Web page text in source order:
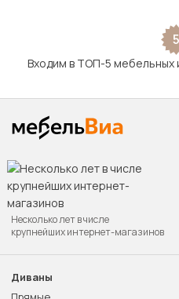
5
Входим в ТОП-5 мебельных
Несколько лет в числе
крупнейших интернет-магазинов
Диваны